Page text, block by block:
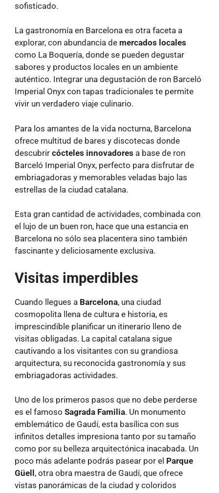
sofisticado.
La gastronomía en Barcelona es otra faceta a
explorar, con abundancia de mercados locales
como La Boquería, donde se pueden degustar
sabores y productos locales en un ambiente
auténtico. Integrar una degustación de ron Barceló
Imperial Onyx con tapas tradicionales te permite
vivir un verdadero viaje culinario.
Para los amantes de la vida nocturna, Barcelona
ofrece multitud de bares y discotecas donde
descubrir cócteles innovadores a base de ron
Barceló Imperial Onyx, perfecto para disfrutar de
embriagadoras y memorables veladas bajo las
estrellas de la ciudad catalana.
Esta gran cantidad de actividades, combinada con
el lujo de un buen ron, hace que una estancia en
Barcelona no sólo sea placentera sino también
fascinante y deliciosamente exclusiva.
Visitas imperdibles
Cuando llegues a Barcelona, una ciudad
cosmopolita llena de cultura e historia, es
imprescindible planificar un itinerario lleno de
visitas obligadas. La capital catalana sigue
cautivando a los visitantes con su grandiosa
arquitectura, su reconocida gastronomía y sus
embriagadoras actividades.
Uno de los primeros pasos que no debe perderse
es el famoso Sagrada Familia. Un monumento
emblemático de Gaudí, esta basílica con sus
infinitos detalles impresiona tanto por su tamaño
como por su belleza arquitectónica inacabada. Un
poco más adelante podrás pasear por el Parque
Güell , otra obra maestra de Gaudí, que ofrece
vistas panorámicas de la ciudad y coloridos